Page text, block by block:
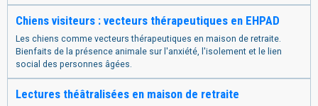
Chiens visiteurs : vecteurs thérapeutiques en EHPAD
Les chiens comme vecteurs thérapeutiques en maison de retraite.
Bienfaits de la présence animale sur l'anxiété, l'isolement et le lien
social des personnes âgées.
Lectures théâtralisées en maison de retraite